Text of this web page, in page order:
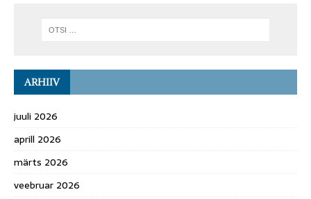
ARHIIV
juuli 2026
aprill 2026
märts 2026
veebruar 2026